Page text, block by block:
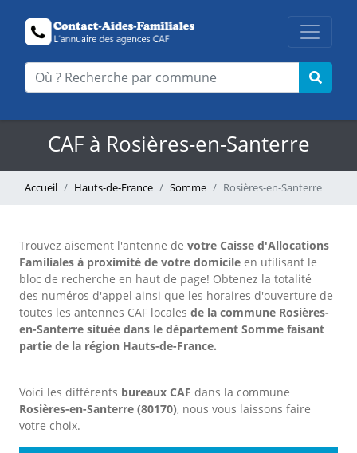
CAF à Rosières-en-Santerre
Accueil Hauts-de-France Somme Rosières-en-Santerre
Trouvez aisement l'antenne de votre Caisse d'Allocations
Familiales à proximité de votre domicile en utilisant le
bloc de recherche en haut de page! Obtenez la totalité
des numéros d'appel ainsi que les horaires d'ouverture de
toutes les antennes CAF locales de la commune Rosières-
en-Santerre située dans le département Somme faisant
partie de la région Hauts-de-France.
Voici les différents bureaux CAF dans la commune
Rosières-en-Santerre (80170), nous vous laissons faire
votre choix.